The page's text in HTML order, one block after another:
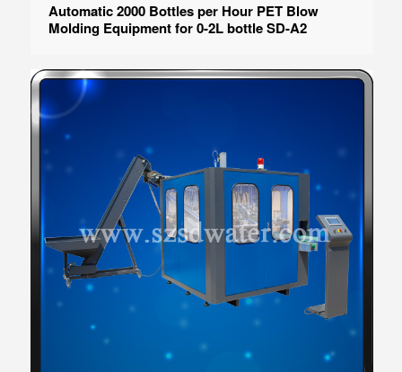
Automatic 2000 Bottles per Hour PET Blow
Molding Equipment for 0-2L bottle SD-A2